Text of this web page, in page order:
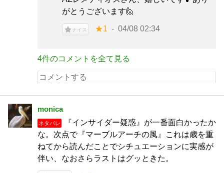
がとうございます🙋
ナイス ★1 04/08 02:34
4件のコメントを全て見る
monica
ネタバレ
『インサイダー疑惑』が一番面白かったか
な。次点で『マーブルアーチの風』これは歳を重
ねてから読んだことでシチュエーションに実感が
伴い、なおさらラストはグッときた。